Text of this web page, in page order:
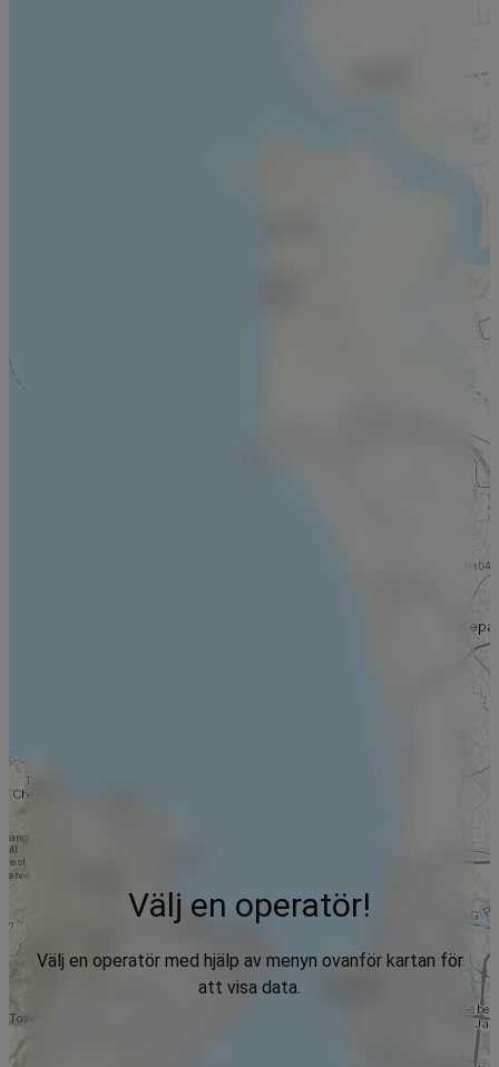
Välj en operatör!
Välj en operatör med hjälp av menyn ovanför kartan för
att visa data.